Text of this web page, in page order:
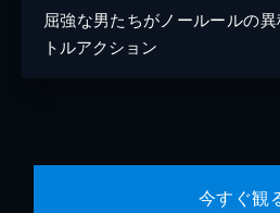
屈強な男たちがノールールの
トルアクション
今すぐ観